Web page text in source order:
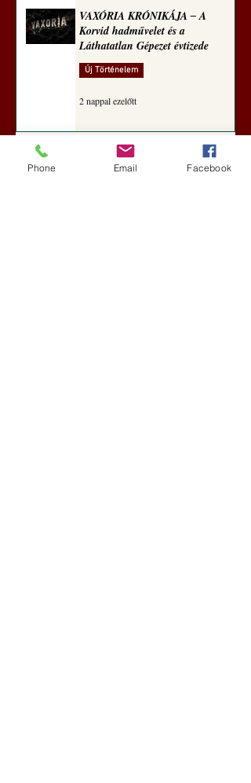
VAXÓRIA KRÓNIKÁJA ‒ A
Korvid hadművelet és a
Láthatatlan Gépezet évtizede
Új Történelem
2 nappal ezelőtt
Darai Lajos: Naplóbölcsességeim
Phone Email Facebook